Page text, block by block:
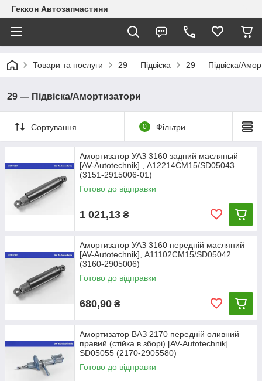
Геккон Автозапчастини
Товари та послуги 29 — Підвіска 29 — Підвіска/
29 — Підвіска/Амортизатори
Сортування 0 Фільтри
Амортизатор УАЗ 3160 задний масляный
[AV-Autotechnik] , A12214CM15/SD05043
(3151-2915006-01)
Готово до відправки
1 021,13 ₴
Амортизатор УАЗ 3160 передній масляний
[AV-Autotechnik], A11102CM15/SD05042
(3160-2905006)
Готово до відправки
680,90 ₴
Амортизатор ВАЗ 2170 передній оливний
правий (стійка в зборі) [AV-Autotechnik]
SD05055 (2170-2905580)
Готово до відправки